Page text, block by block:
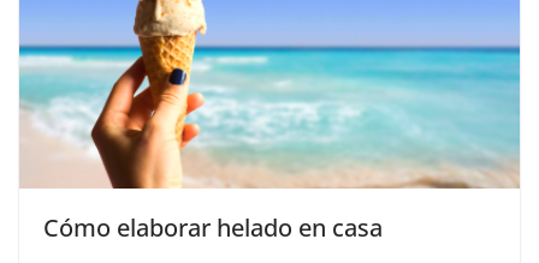
Cómo elaborar helado en casa